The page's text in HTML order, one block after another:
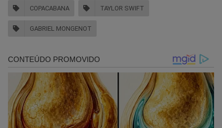
COPACABANA TAYLOR SWIFT
GABRIEL MONGENOT